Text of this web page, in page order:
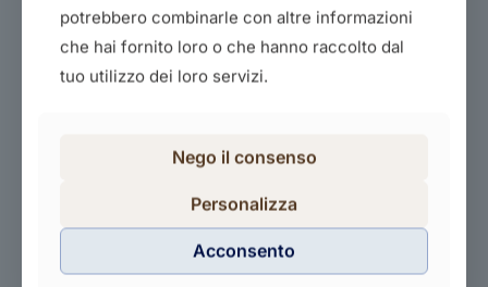
Acquista il corso
E-commerce: dalla progettazione alla
gestione
potrebbero combinarle con altre informazioni
che hai fornito loro o che hanno raccolto dal
tuo utilizzo dei loro servizi.
Nego il consenso
Personalizza
Acconsento